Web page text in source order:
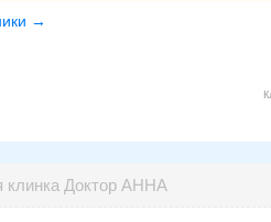
→
клинка Доктор АННА